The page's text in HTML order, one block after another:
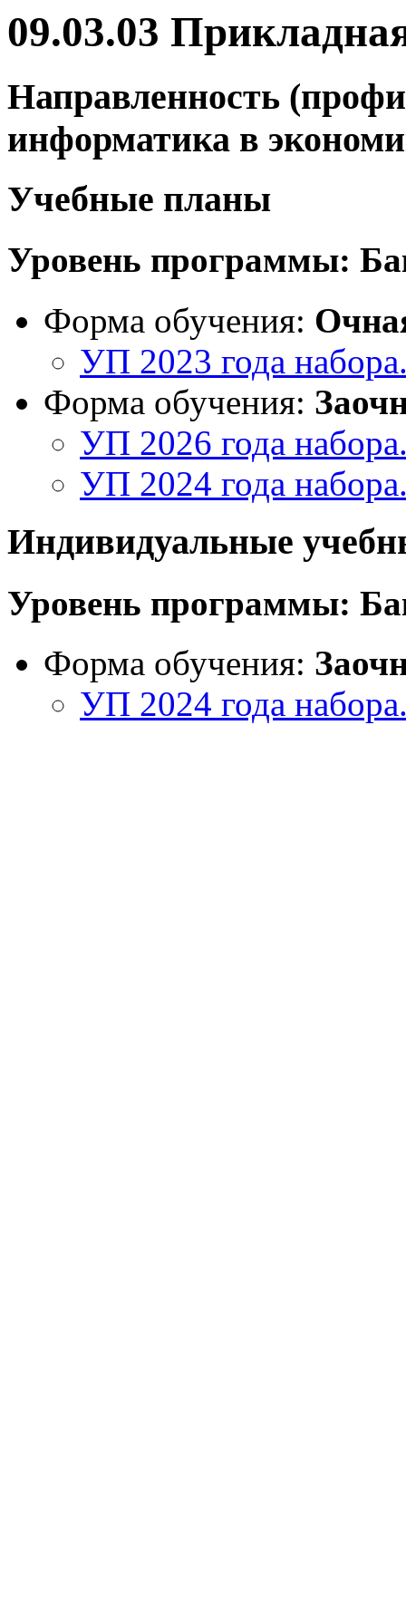
09.03.03
Направленность
информатика в
Учебные планы
Уровень программы:
Форма обучения:
УП 2023 года
Форма обучения:
УП 2026 года
УП 2024 года
Индивидуальные
Уровень программы:
Форма обучения:
УП 2024 года